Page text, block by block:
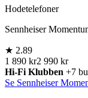
Hodetelefoner
Sennheiser
★ 2.89
1 890 kr2 990 kr
Hi-Fi Klubben +7
Se Sennheiser